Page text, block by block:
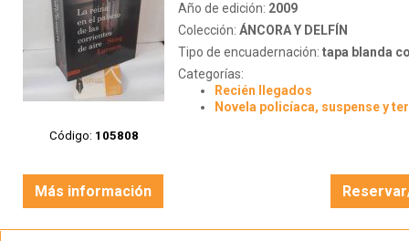
Código: 105808
Año de edición: 2009
Colección: ÁNCORA Y DELFÍN
Tipo de encuadernación: tapa blanda
Categorías:
Recién llegados
Novela policíaca, suspense y
Más información